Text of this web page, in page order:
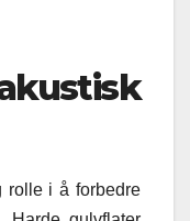
rolle i å forbedre